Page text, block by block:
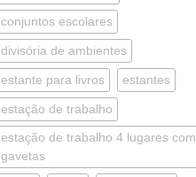
conjuntos escolares
divisória de ambientes
estante para livros estantes
estação de trabalho
estação de trabalho 4 lugares com
gavetas